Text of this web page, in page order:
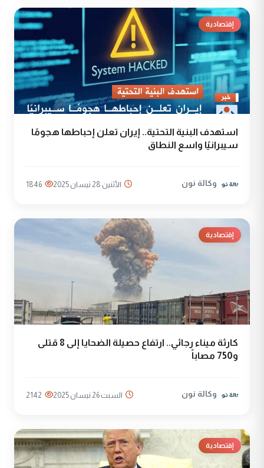
إقتصادية
استهدف البنية التحتية.. إيران تعلن إحباطها هجومًا
سيبرانيًا واسع النطاق
وكالة نون الأثنين 28 نيسان 2025 1846
إقتصادية
كارثة ميناء رجائي.. ارتفاع حصيلة الضحايا إلى 8 قتلى
و750 مصاباً
وكالة نون السبت 26 نيسان 2025 2142
إقتصادية